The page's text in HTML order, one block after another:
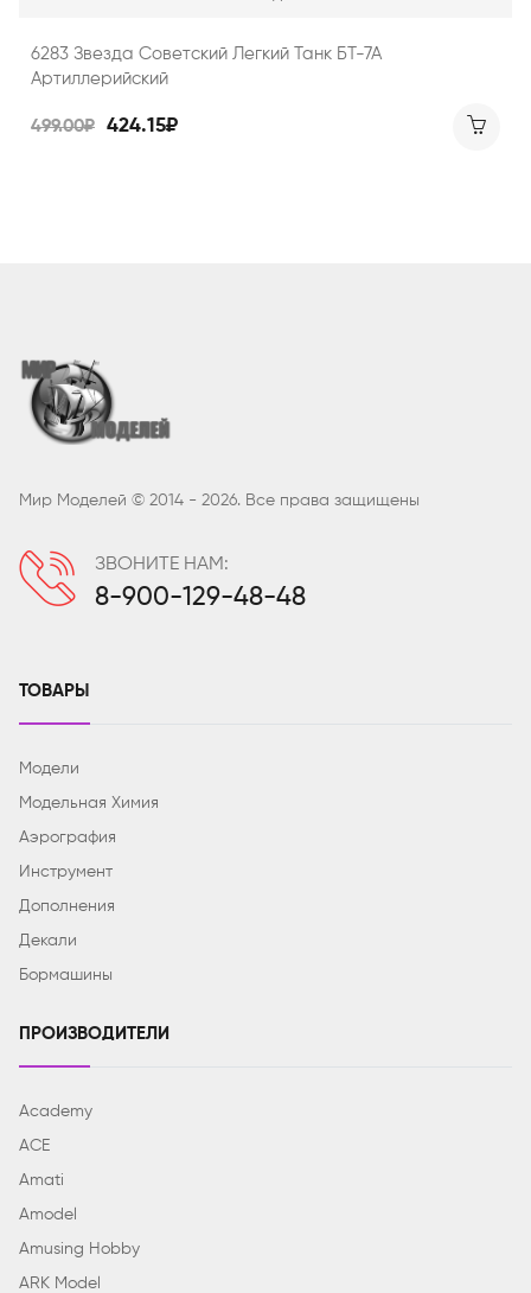
6283 Звезда Советский Легкий Танк БТ-7А
Артиллерийский
499.00₽ 424.15₽
Мир Моделей © 2014 - 2026. Все права защищены
ЗВОНИТЕ НАМ:
8-900-129-48-48
ТОВАРЫ
Модели
Модельная Химия
Аэрография
Инструмент
Дополнения
Декали
Бормашины
ПРОИЗВОДИТЕЛИ
Academy
ACE
Amati
Amodel
Amusing Hobby
ARK Model